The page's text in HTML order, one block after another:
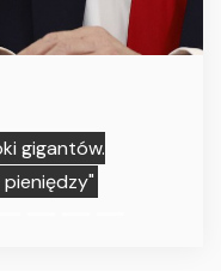
Pracuje tu wielu